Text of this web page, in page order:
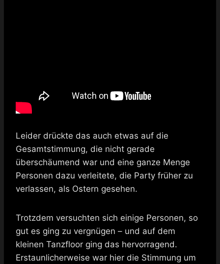
Leider drückte das auch etwas auf die
Gesamtstimmung, die nicht gerade
überschäumend war und eine ganze Menge
Personen dazu verleitete, die Party früher zu
verlassen, als Ostern gesehen.
Trotzdem versuchten sich einige Personen, so
gut es ging zu vergnügen – und auf dem
kleinen Tanzfloor ging das hervorragend.
Erstaunlicherweise war hier die Stimmung um